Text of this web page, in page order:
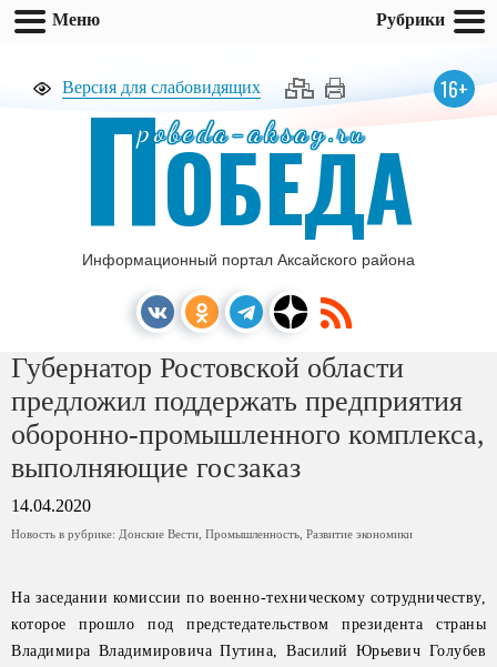
Версия для слабовидящих 16+
pobeda-aksay.ru
ПОБЕДА
Информационный портал Аксайского района
Губернатор Ростовской области
предложил поддержать предприятия
оборонно-промышленного комплекса,
выполняющие госзаказ
14.04.2020
Новость в рубрике: Донские Вести Промышленность Развитие экономики
На заседании комиссии по военно-техническому сотрудничеству,
которое прошло под предстедательством президента страны
Владимира Владимировича Путина, Василий Юрьевич Голубев
Меню Рубрики